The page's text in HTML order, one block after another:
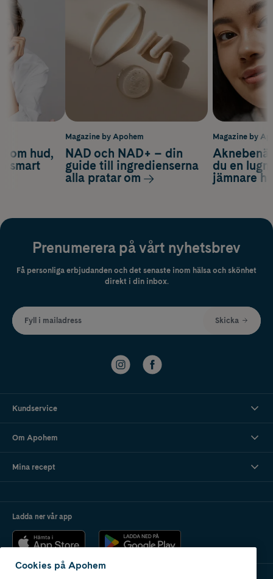
Magazine by
du en
jämnare
om hud,
smart
Magazine by Apohem
NAD och NAD+ – din
guide till ingredienserna
alla pratar om
Prenumerera på vårt nyhetsbrev
Få personliga erbjudanden och det senaste inom hälsa och skönhet
direkt i din inbox.
Fyll i mailadress Skicka
Kundservice
Om Apohem
Mina recept
Ladda ner vår app
Cookies på Apohem